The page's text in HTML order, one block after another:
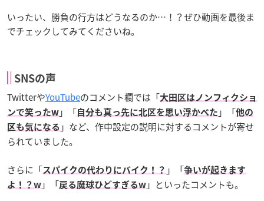
いったい、勝負の行方はどうなるのか…！？ぜひ動画を最後ま
でチェックしてみてくださいね。
SNSの声
TwitterやYouTubeのコメント欄では「大田区はノンフィクショ
ンで笑ったw 」「 自分も真っ先に北区を思い浮かべた 」「他の
区も気になる 」など、作中設定の説明に対するコメントが寄せ
られていました。
さらに「スパイクの代わりにバイク！？ 」「争いが起きます
よ！？w 」「戻る魔球ひどすぎるw 」といったコメントも。